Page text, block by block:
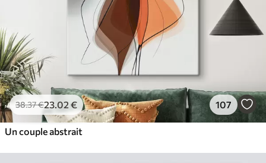
38.37€23 .02 € 107
Un couple abstrait